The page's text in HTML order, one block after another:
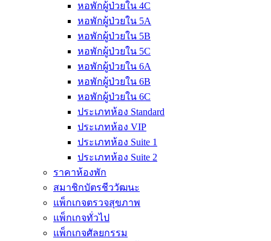
หอพักผู้ป่วยใน 4C
หอพักผู้ป่วยใน 5A
หอพักผู้ป่วยใน 5B
หอพักผู้ป่วยใน 5C
หอพักผู้ป่วยใน 6A
หอพักผู้ป่วยใน 6B
หอพักผู้ป่วยใน 6C
ประเภทห้อง Standard
ประเภทห้อง VIP
ประเภทห้อง Suite 1
ประเภทห้อง Suite 2
ราคาห้องพัก
สมาชิกบัตรชีววัฒนะ
แพ็กเกจตรวจสุขภาพ
แพ็กเกจทั่วไป
แพ็กเกจศัลยกรรม